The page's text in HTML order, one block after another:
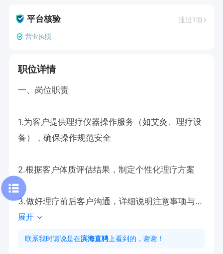
平台核验 通过1项
营业执照
职位详情
一、岗位职责
1.为客户提供理疗仪器操作服务（如艾灸、理疗设
备），确保操作规范安全
2.根据客户体质评估结果，制定个性化理疗方案
3.做好理疗前后客户沟通，详细说明注意事项与调
理建议
展开
联系我时请说是在滨海直聘 上看到的，谢谢！